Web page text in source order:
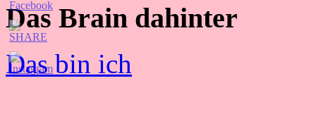
Das Brain dahinter
Das bin ich